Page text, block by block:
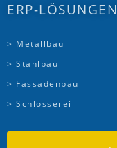
ERP-LÖSUNGEN
> Metallbau
> Stahlbau
> Fassadenbau
> Schlosserei